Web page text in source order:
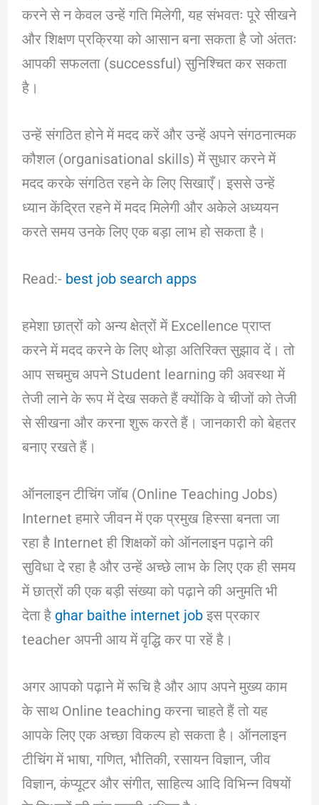
करने से न केवल उन्हें गति मिलेगी, यह संभवतः पूरे सीखने
और शिक्षण प्रक्रिया को आसान बना सकता है जो अंततः
आपकी सफलता (successful) सुनिश्चित कर सकता
है।
उन्हें संगठित होने में मदद करें और उन्हें अपने संगठनात्मक
कौशल (organisational skills) में सुधार करने में
मदद करके संगठित रहने के लिए सिखाएँ। इससे उन्हें
ध्यान केंद्रित रहने में मदद मिलेगी और अकेले अध्ययन
करते समय उनके लिए एक बड़ा लाभ हो सकता है।
Read:- best job search apps
हमेशा छात्रों को अन्य क्षेत्रों में Excellence प्राप्त
करने में मदद करने के लिए थोड़ा अतिरिक्त सुझाव दें। तो
आप सचमुच अपने Student learning की अवस्था में
तेजी लाने के रूप में देख सकते हैं क्योंकि वे चीजों को तेजी
से सीखना और करना शुरू करते हैं। जानकारी को बेहतर
बनाए रखते हैं।
ऑनलाइन टीचिंग जॉब (Online Teaching Jobs)
Internet हमारे जीवन में एक प्रमुख हिस्सा बनता जा
रहा है Internet ही शिक्षकों को ऑनलाइन पढ़ाने की
सुविधा दे रहा है और उन्हें अच्छे लाभ के लिए एक ही समय
में छात्रों की एक बड़ी संख्या को पढ़ाने की अनुमति भी
देता है ghar baithe internet jobइस प्रकार
teacher अपनी आय में वृद्धि कर पा रहें है।
अगर आपको पढ़ाने में रूचि है और आप अपने मुख्य काम
के साथ Online teaching करना चाहते हैं तो यह
आपके लिए एक अच्छा विकल्प हो सकता है। ऑनलाइन
टीचिंग में भाषा, गणित, भौतिकी, रसायन विज्ञान, जीव
विज्ञान, कंप्यूटर और संगीत, साहित्य आदि विभिन्न विषयों